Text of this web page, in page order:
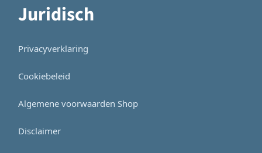
Juridisch
Privacyverklaring
Cookiebeleid
Algemene voorwaarden Shop
Disclaimer